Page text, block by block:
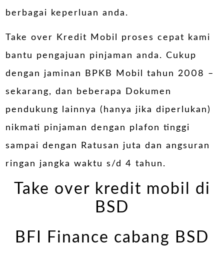
berbagai keperluan anda.
Take over Kredit Mobil
proses cepat kami
bantu pengajuan pinjaman anda. Cukup
dengan jaminan BPKB Mobil tahun 2008 –
sekarang, dan beberapa Dokumen
pendukung lainnya (hanya jika diperlukan)
nikmati pinjaman dengan plafon tinggi
sampai dengan Ratusan juta dan angsuran
ringan jangka waktu s/d 4 tahun.
Take over kredit mobil di
BSD
BFI Finance cabang BSD